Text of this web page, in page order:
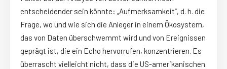
entscheidender sein könnte: „Aufmerksamkeit“, d. h. die
Frage, wo und wie sich die Anleger in einem Ökosystem,
das von Daten überschwemmt wird und von Ereignissen
geprägt ist, die ein Echo hervorrufen, konzentrieren. Es
überrascht vielleicht nicht, dass die US-amerikanischen